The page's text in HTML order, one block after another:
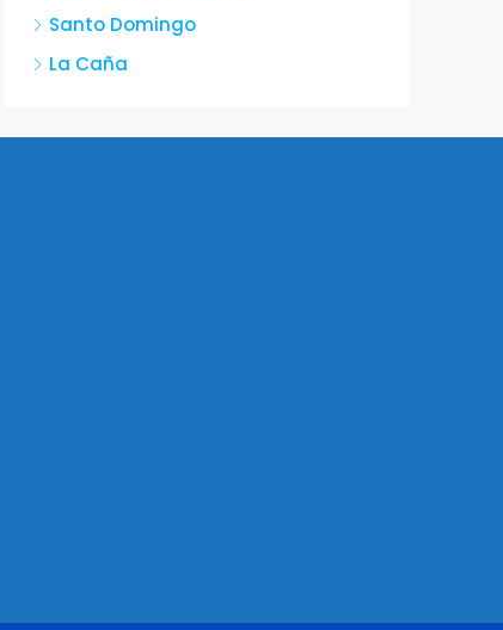
Santo Domingo
La Caña